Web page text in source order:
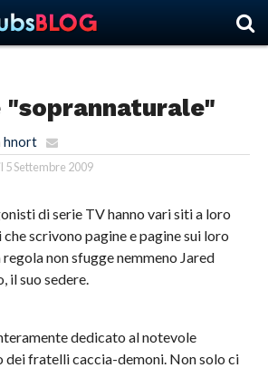
"soprannaturale"
hnort
5 Settembre 2009
di serie TV hanno vari siti a loro
scrivono pagine e pagine sui loro
non sfugge nemmeno Jared
il suo sedere.
dedicato al notevole
dei fratelli caccia-demoni. Non solo ci